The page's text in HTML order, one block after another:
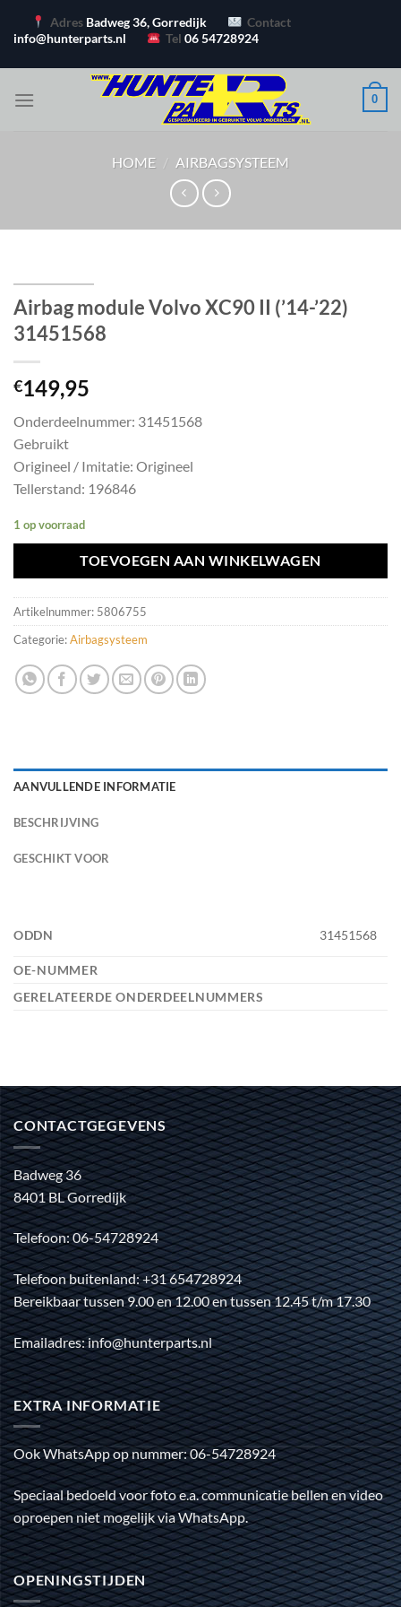
naar
Adres Badweg 36, Gorredijk
Contact
info@hunterparts.nl
Tel06 54728924
0
HOME / AIRBAGSYSTEEM
Airbag module Volvo XC90 II (’14-’22)
31451568
€149,95
Onderdeelnummer: 31451568
Gebruikt
Origineel / Imitatie: Origineel
Tellerstand: 196846
1 op voorraad
TOEVOEGEN AAN WINKELWAGEN
Artikelnummer: 5806755
Categorie:Airbagsysteem
AANVULLENDE INFORMATIE
BESCHRIJVING
GESCHIKT VOOR
ODDN 31451568
OE-NUMMER
GERELATEERDE ONDERDEELNUMMERS
CONTACTGEGEVENS
Badweg 36
8401 BL Gorredijk
Telefoon: 06-54728924
Telefoon buitenland: +31 654728924
Bereikbaar tussen 9.00 en 12.00 en tussen 12.45 t/m 17.30
Emailadres: info@hunterparts.nl
EXTRA INFORMATIE
Ook WhatsApp op nummer: 06-54728924
Speciaal bedoeld voor foto e.a. communicatie bellen en video
oproepen niet mogelijk via WhatsApp.
OPENINGSTIJDEN